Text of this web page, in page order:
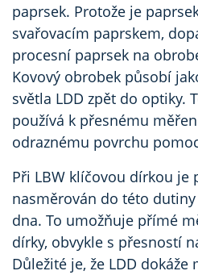
paprsek. Protože je
svařovacím paprskem,
procesní paprsek na
Kovový obrobek působí
světla LDD zpět do optiky.
používá k přesnému
odraznému povrchu
Při LBW klíčovou dírkou je
nasměrován do této
dna. To umožňuje přímé
dírky, obvykle s přesností
Důležité je, že LDD